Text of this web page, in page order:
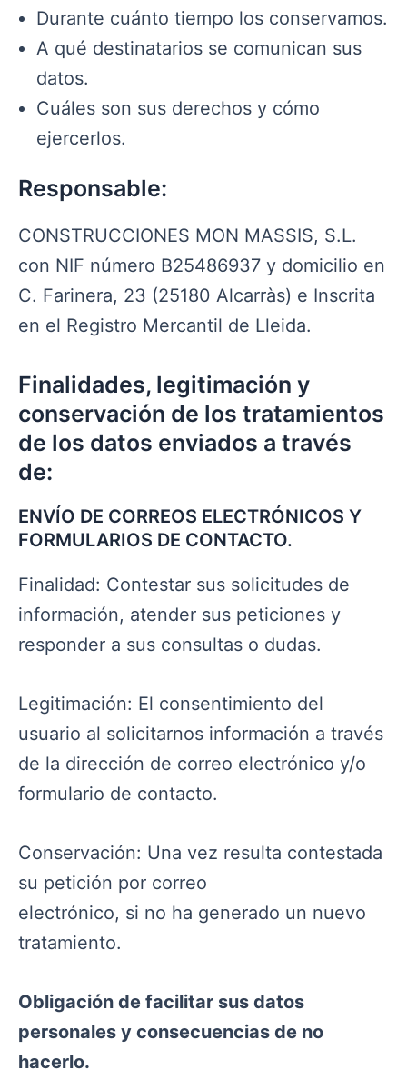
Durante cuánto tiempo los conservamos.
A qué destinatarios se comunican sus
datos.
Cuáles son sus derechos y cómo
ejercerlos.
Responsable:
CONSTRUCCIONES MON MASSIS, S.L.
con NIF número B25486937 y domicilio en
C. Farinera, 23 (25180 Alcarràs) e Inscrita
en el Registro Mercantil de Lleida.
Finalidades, legitimación y
conservación de los tratamientos
de los datos enviados a través
de:
ENVÍO DE CORREOS ELECTRÓNICOS Y
FORMULARIOS DE CONTACTO.
Finalidad: Contestar sus solicitudes de
información, atender sus peticiones y
responder a sus consultas o dudas.
Legitimación: El consentimiento del
usuario al solicitarnos información a través
de la dirección de correo electrónico y/o
formulario de contacto.
Conservación: Una vez resulta contestada
su petición por correo
electrónico, si no ha generado un nuevo
tratamiento.
Obligación de facilitar sus datos
personales y consecuencias de no
hacerlo.